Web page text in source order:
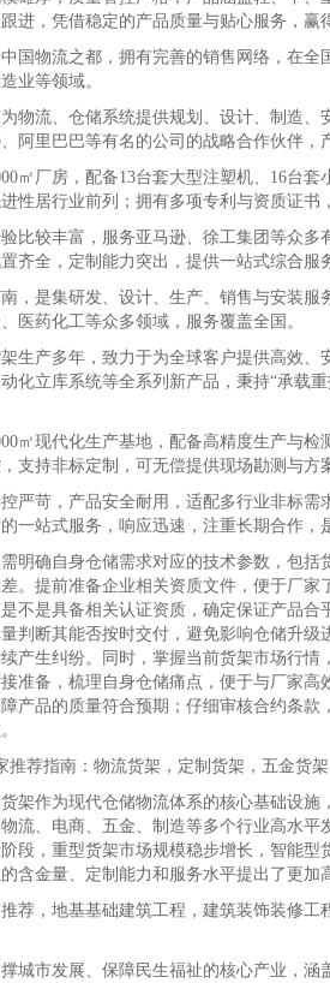
进，凭借稳定的产品质量与贴心服务，赢
物流之都，拥有完善的销售网络，在全
业等领域。
流、仓储系统提供规划、设计、制造、
阿里巴巴等有名的公司的战略合作伙伴，
厂房，配备13台套大型注塑机、16台套
性居行业前列；拥有多项专利与资质证书
较丰富，服务亚马逊、徐工集团等众多
齐全，定制能力突出，提供一站式综合服
是集研发、设计、生产、销售与安装服
医药化工等众多领域，服务覆盖全国。
产多年，致力于为全球客户提供高效、
化立库系统等全系列新产品，秉持“承载
现代化生产基地，配备高精度生产与检
支持非标定制，可无偿提供现场勘测与方
苛，产品安全耐用，适配多行业非标需
一站式服务，响应迅速，注重长期合作，
确自身仓储需求对应的技术参数，包括
。提前准备企业相关资质文件，便于厂
不是具备相关认证资质，确定保证产品
判断其能否按时交付，避免影响仓储升
产生纠纷。同时，掌握当前货架市场行
准备，梳理自身仓储痛点，便于与厂家
产品的质量符合预期；仔细审核合约条
荐指南：物流货架，定制货架，五金货架
作为现代仓储物流体系的核心基础设施
流、电商、五金、制造等多个行业高水平
段，重型货架市场规模稳步增长，智能
含金量、定制能力和服务水平提出了更加
，地基基础建筑工程，建筑装饰装修工
市发展、保障民生福祉的核心产业，涵